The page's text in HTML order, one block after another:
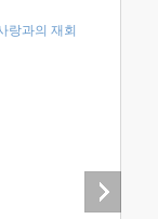
랑과의 재회